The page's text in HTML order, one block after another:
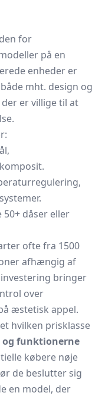
for
på en
enheder er
mht. design og
er villige til at
dåser eller
ofte fra 1500
afhængig af
bringer
over
æstetisk appel.
hvilken prisklasse
funktionerne
købere nøje
de beslutter sig
en model, der